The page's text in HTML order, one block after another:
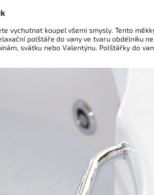
vychutnat koupel všemi smysly. Tento
polštáře do vany ve tvaru obdélníku
svátku nebo Valentýnu. Polštářky do